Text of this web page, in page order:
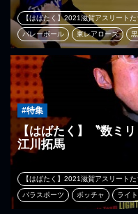
【はばたく】2021滋賀アスリートた
バレーボール 東レアローズ
#特集
【はばたく】〝数ミ
江川拓馬
【はばたく】2021滋賀アスリートた
パラスポーツ ボッチャ ライ